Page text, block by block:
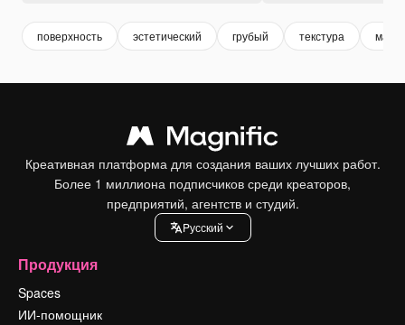
поверхность эстетический грубый текстура
Креативная платформа для создания ваших лучших работ.
Более 1 миллиона подписчиков среди креаторов,
предприятий, агентств и студий.
Pусский
Продукция
Spaces
ИИ-помощник